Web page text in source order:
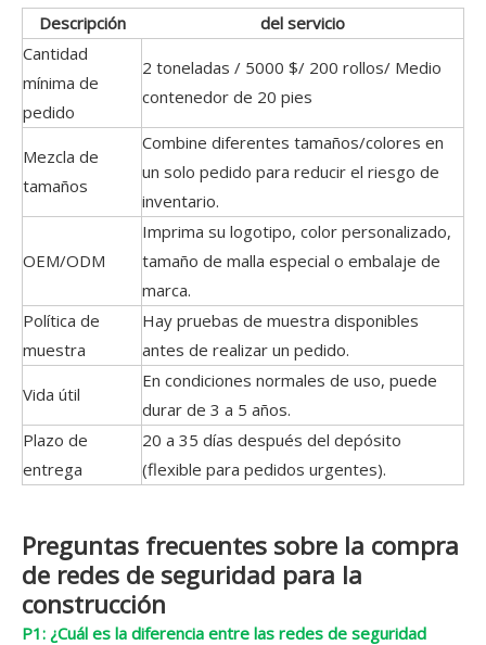
Descripción
del servicio
Cantidad
mínima de
pedido
2 toneladas / 5000 $/ 200 rollos/ Medio
contenedor de 20 pies
Mezcla de
tamaños
Combine diferentes tamaños/colores en
un solo pedido para reducir el riesgo de
inventario.
OEM/ODM
Imprima su logotipo, color personalizado,
tamaño de malla especial o embalaje de
marca.
Política de
muestra
Hay pruebas de muestra disponibles
antes de realizar un pedido.
Vida útil
En condiciones normales de uso, puede
durar de 3 a 5 años.
Plazo de
entrega
20 a 35 días después del depósito
(flexible para pedidos urgentes).
Preguntas frecuentes sobre la compra
de redes de seguridad para la
construcción
P1: ¿Cuál es la diferencia entre las redes de seguridad